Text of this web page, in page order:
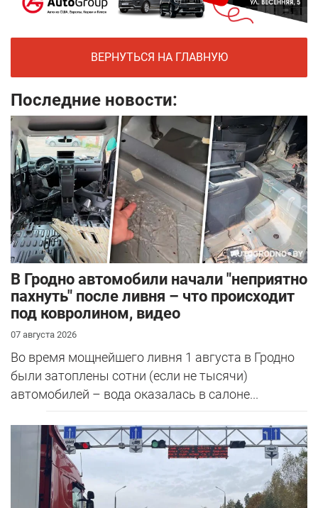
ВЕРНУТЬСЯ НА ГЛАВНУЮ
Последние новости:
В Гродно автомобили начали "неприятно
пахнуть" после ливня – что происходит
под ковролином, видео
07 августа 2026
Во время мощнейшего ливня 1 августа в Гродно
были затоплены сотни (если не тысячи)
автомобилей – вода оказалась в салоне...